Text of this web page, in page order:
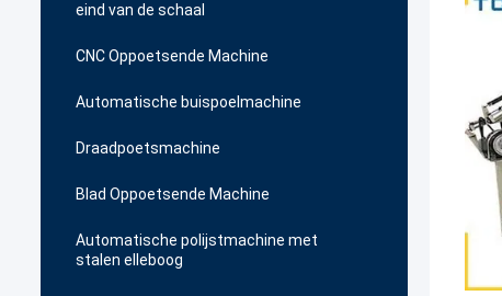
eind van de schaal
CNC Oppoetsende Machine
Automatische buispoelmachine
Draadpoetsmachine
Blad Oppoetsende Machine
Automatische polijstmachine met
stalen elleboog